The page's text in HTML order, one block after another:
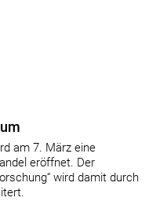
am 7. März eine
eröffnet. Der
wird damit durch